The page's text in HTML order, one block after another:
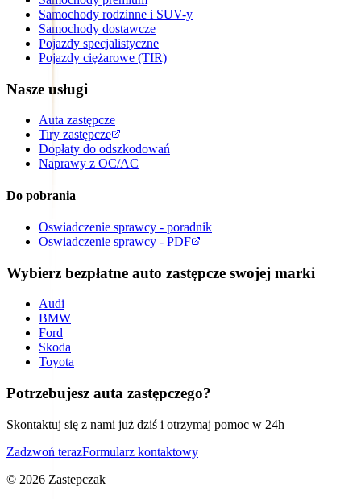
Samochody rodzinne i SUV-y
Samochody dostawcze
Pojazdy specjalistyczne
Pojazdy ciężarowe (TIR)
Nasze usługi
Auta zastępcze
Tiry zastępcze
Dopłaty do odszkodowań
Naprawy z OC/AC
Do pobrania
Oswiadczenie sprawcy - poradnik
Oswiadczenie sprawcy - PDF
Wybierz bezpłatne auto zastępcze swojej marki
Audi
BMW
Ford
Skoda
Toyota
Potrzebujesz auta zastępczego?
Skontaktuj się z nami już dziś i otrzymaj pomoc w 24h
Zadzwoń terazFormularz kontaktowy
© 2026 Zastepczak